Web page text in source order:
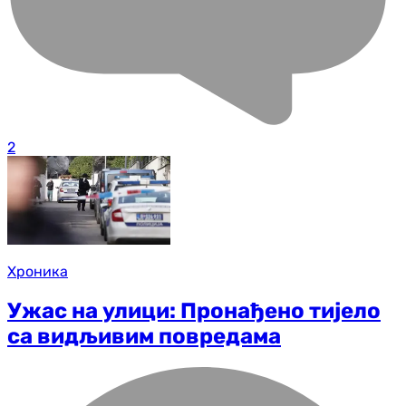
2
Хроника
Ужас на улици: Пронађено тијело
са видљивим повредама